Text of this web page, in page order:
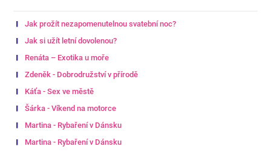
Jak prožít nezapomenutelnou svatební noc?
Jak si užít letní dovolenou?
Renáta – Exotika u moře
Zdeněk - Dobrodružství v přírodě
Káťa - Sex ve městě
Šárka - Víkend na motorce
Martina - Rybaření v Dánsku
Martina - Rybaření v Dánsku